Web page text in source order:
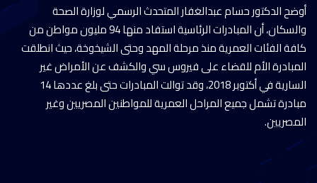
أوضح الدكتور حسام عبدالغفار المتحدث الرسمي لوزارة الصحة
والسكان، أن المبادرات الرئاسية استفاد منها 94 مليون مواطن من
كافة الفئات العمرية منذ مرحلة المهد وحتى الشيخوخة، حيث انطلقت
المبادرة الأم للقضاء على فيروس سي والكشف عن الأمراض غير
السارية في أكتوبر 2018، وقد توالت المبادرات حتى بلغ عددها 14
مبادرة تشمل جميع المراحل العمرية للمواطنين المصريين وغير
المصريين.